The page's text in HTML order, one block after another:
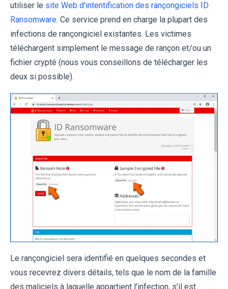
utiliser le site Web d'intentification des rançongiciels ID
Ransomware. Ce service prend en charge la plupart des
infections de rançongiciel existantes. Les victimes
téléchargent simplement le message de rançon et/ou un
fichier crypté (nous vous conseillons de télécharger les
deux si possible).
Le rançongiciel sera identifié en quelques secondes et
vous recevrez divers détails, tels que le nom de la famille
des maliciels à laquelle appartient l'infection, s'il est